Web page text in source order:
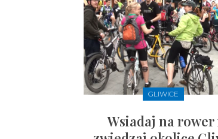
GLIWICE
Wsiadaj na rower